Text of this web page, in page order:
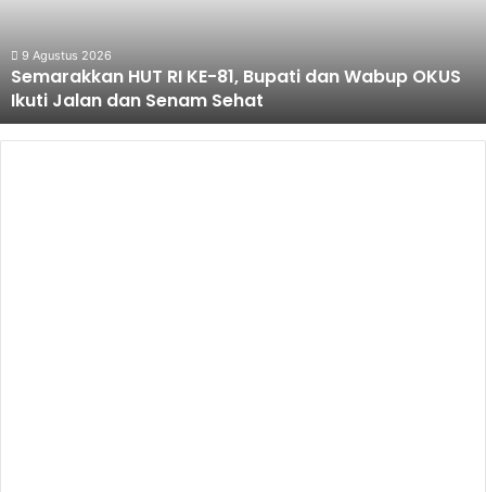
Wabup
OKUS
Ikuti
Jalan
dan
9 Agustus 2026
Semarakkan HUT RI KE-81, Bupati dan Wabup OKUS
Ikuti Jalan dan Senam Sehat